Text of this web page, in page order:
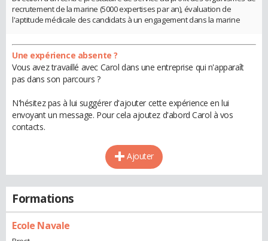
recrutement de la marine (5000 expertises par an), évaluation de
l'aptitude médicale des candidats à un engagement dans la marine
Une expérience absente ?
Vous avez travaillé avec Carol dans une entreprise qui n'apparaît
pas dans son parcours ?
N'hésitez pas à lui suggérer d'ajouter cette expérience en lui
envoyant un message. Pour cela ajoutez d'abord Carol à vos
contacts.
Ajouter
Formations
Ecole Navale